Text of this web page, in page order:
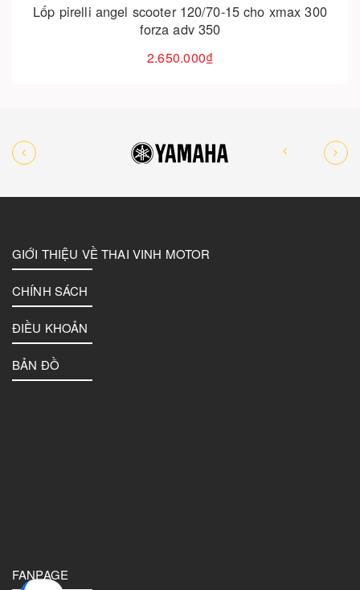
Lốp pirelli angel scooter 120/70-15 cho xmax 300
forza adv 350
2.650.000₫
GIỚI THIỆU VỀ THAI VINH MOTOR
CHÍNH SÁCH
ĐIỀU KHOẢN
BẢN ĐỒ
FANPAGE